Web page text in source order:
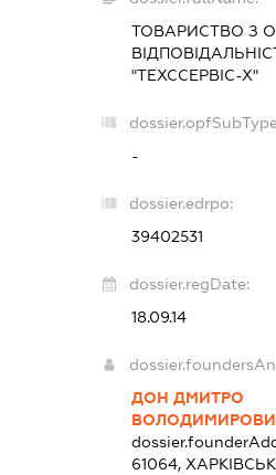
ТОВАРИСТВО З
"ТЕХССЕРВІС-Х"
-
dossier.edrpo:
39402531
dossier.regDate:
18.09.14
ДОН ДМИТРО
61064,